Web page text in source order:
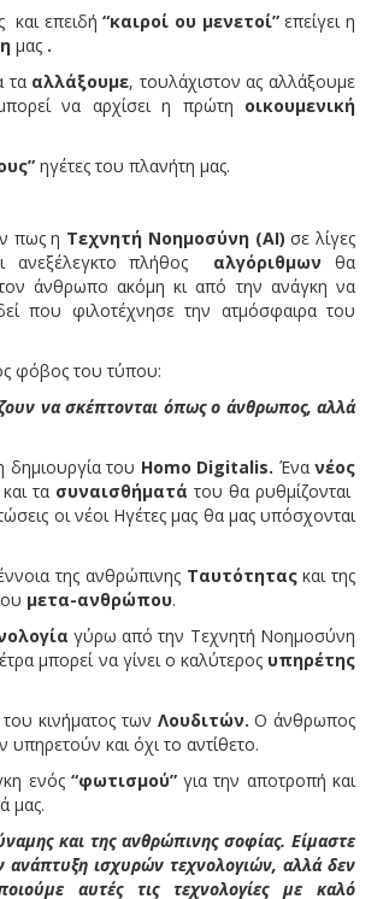
και επειδή “καιροί ου μενετοί”επείγει η
μας .
τα αλλάξουμε, τουλάχιστον ας αλλάξουμε
να αρχίσει η πρώτη οικουμενική
ηγέτες του πλανήτη μας.
πως η Τεχνητή Νοημοσύνη (ΑΙ) σε λίγες
ανεξέλεγκτο πλήθος αλγόριθμων θα
τον άνθρωπο ακόμη κι από την ανάγκη να
που φιλοτέχνησε την ατμόσφαιρα του
φόβος του τύπου:
να σκέπτονται όπως ο άνθρωπος, αλλά
δημιουργία του Homo Digitalis. Ένανέος
και τα συναισθήματά του θα ρυθμίζονται
οι νέοι Ηγέτες μας θα μας υπόσχονται
της ανθρώπινης Ταυτότηταςκαι της
μετα-ανθρώπου.
γύρω από την Τεχνητή Νοημοσύνη
μπορεί να γίνει ο καλύτερος υπηρέτης
κινήματος των Λουδιτών.Ο άνθρωπος
και όχι το αντίθετο.
ενός “φωτισμού”για την αποτροπή και
μας.
και της ανθρώπινης σοφίας. Είμαστε
ανάπτυξη ισχυρών τεχνολογιών, αλλά δεν
αυτές τις τεχνολογίες με καλό